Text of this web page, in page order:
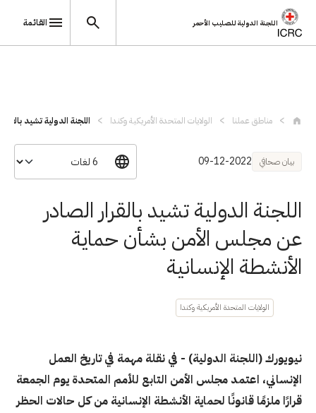
اللجنة الدولية للصليب الأحمر القائمة
مناطق عملنا الولايات المتحدة الأمريكية وكندا اللجنة الدولية تشيد
بيان صحافي 09-12-2022
اللجنة الدولية تشيد بالقرار الصادر
عن مجلس الأمن بشأن حماية
الأنشطة الإنسانية
الولايات المتحدة الأمريكية وكندا
نيويورك (اللجنة الدولية) - في نقلة مهمة في تاريخ العمل
الإنساني، اعتمد مجلس الأمن التابع للأمم المتحدة يوم الجمعة
قرارًا ملزمًا قانونًا لحماية الأنشطة الإنسانية من كل حالات الحظر